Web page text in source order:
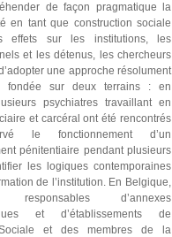
de façon pragmatique la
en tant que construction sociale
effets sur les institutions, les
et les détenus, les chercheurs
une approche résolument
fondée sur deux terrains : en
psychiatres travaillant en
et carcéral ont été rencontrés
le fonctionnement d’un
pénitentiaire pendant plusieurs
les logiques contemporaines
de l’institution. En Belgique,
responsables d’annexes
et d’établissements de
et des membres de la